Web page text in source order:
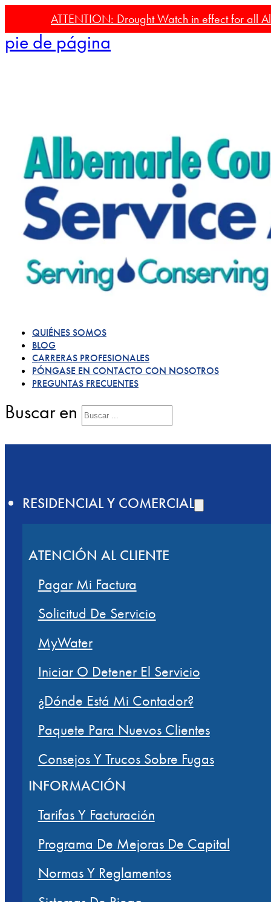
ATTENTION: Drought Watch in effect for all
Ir al contenido principalSaltar al
pie de página
QUIÉNES SOMOS
BLOG
CARRERAS PROFESIONALES
PÓNGASE EN CONTACTO CON NOSOTROS
PREGUNTAS FRECUENTES
Buscar en
RESIDENCIAL Y COMERCIAL
ATENCIÓN AL CLIENTE
Pagar Mi Factura
Solicitud De Servicio
MyWater
Iniciar O Detener El Servicio
¿Dónde Está Mi Contador?
Paquete Para Nuevos Clientes
Consejos Y Trucos Sobre Fugas
INFORMACIÓN
Tarifas Y Facturación
Programa De Mejoras De Capital
Normas Y Reglamentos